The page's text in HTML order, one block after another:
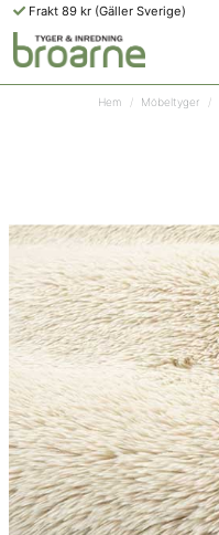
Frakt 89 kr (Gäller Sverige)
Hem Möbeltyger